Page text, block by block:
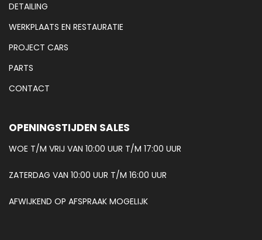
DETAILING
WERKPLAATS EN RESTAURATIE
PROJECT CARS
PARTS
CONTACT
OPENINGSTIJDEN SALES
WOE T/M VRIJ VAN 10:00 UUR T/M 17:00 UUR
ZATERDAG VAN 10:00 UUR T/M 16:00 UUR
AFWIJKEND OP AFSPRAAK MOGELIJK